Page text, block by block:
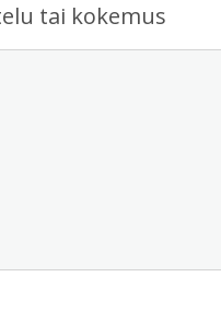
tai kokemus